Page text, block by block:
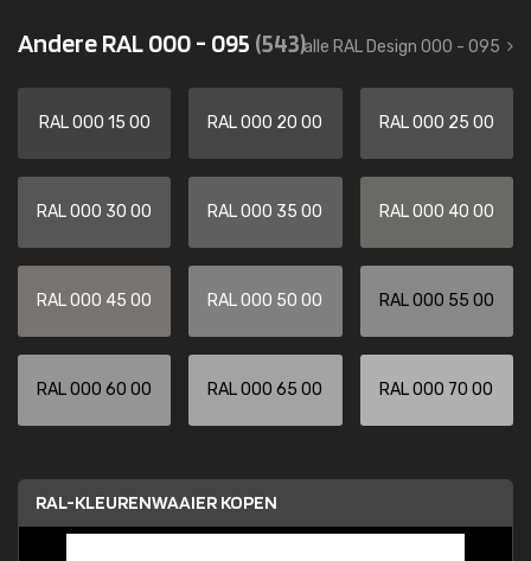
Andere RAL 000 - 095 (543)alle RAL Design 000 - 095
RAL 000 15 00 RAL 000 20 00 RAL 000 25 00
RAL 000 30 00 RAL 000 35 00 RAL 000 40 00
RAL 000 45 00 RAL 000 50 00 RAL 000 55 00
RAL 000 60 00 RAL 000 65 00 RAL 000 70 00
RAL-KLEURENWAAIER KOPEN